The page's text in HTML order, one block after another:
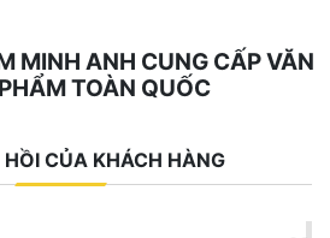
MINH ANH CUNG CẤP VĂN
TOÀN QUỐC
CỦA KHÁCH HÀNG